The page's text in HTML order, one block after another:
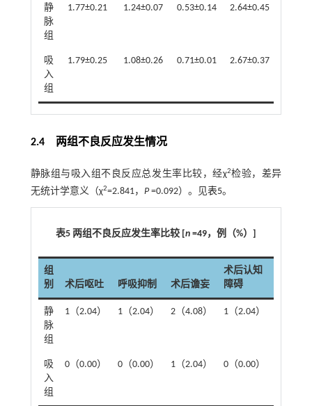
静
脉
组
1.77±0.21 1.24±0.07 0.53±0.14 2.64±0.45
吸
入
组
1.79±0.25 1.08±0.26 0.71±0.01 2.67±0.37
2.4 两组不良反应发生情况
静脉组与吸入组不良反应总发生率比较，经χ2检验，差异
无统计学意义（χ2=2.841， P=0.092）。见表5。
表5 两组不良反应发生率比较 [n=49，例（%）]
组
别
术后呕吐 呼吸抑制 术后谵妄
术后认知
障碍
静
脉
组
1（2.04） 1（2.04） 2（4.08） 1（2.04）
吸
入
组
0（0.00） 0（0.00） 1（2.04） 0（0.00）